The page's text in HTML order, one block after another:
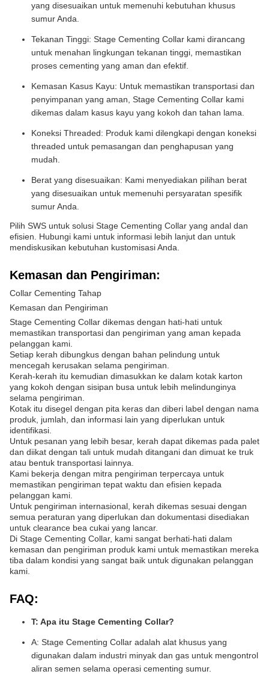
yang disesuaikan untuk memenuhi kebutuhan khusus
sumur Anda.
Tekanan Tinggi: Stage Cementing Collar kami dirancang
untuk menahan lingkungan tekanan tinggi, memastikan
proses cementing yang aman dan efektif.
Kemasan Kasus Kayu: Untuk memastikan transportasi dan
penyimpanan yang aman, Stage Cementing Collar kami
dikemas dalam kasus kayu yang kokoh dan tahan lama.
Koneksi Threaded: Produk kami dilengkapi dengan koneksi
threaded untuk pemasangan dan penghapusan yang
mudah.
Berat yang disesuaikan: Kami menyediakan pilihan berat
yang disesuaikan untuk memenuhi persyaratan spesifik
sumur Anda.
Pilih SWS untuk solusi Stage Cementing Collar yang andal dan
efisien. Hubungi kami untuk informasi lebih lanjut dan untuk
mendiskusikan kebutuhan kustomisasi Anda.
Kemasan dan Pengiriman:
Collar Cementing Tahap
Kemasan dan Pengiriman
Stage Cementing Collar dikemas dengan hati-hati untuk
memastikan transportasi dan pengiriman yang aman kepada
pelanggan kami.
Setiap kerah dibungkus dengan bahan pelindung untuk
mencegah kerusakan selama pengiriman.
Kerah-kerah itu kemudian dimasukkan ke dalam kotak karton
yang kokoh dengan sisipan busa untuk lebih melindunginya
selama pengiriman.
Kotak itu disegel dengan pita keras dan diberi label dengan nama
produk, jumlah, dan informasi lain yang diperlukan untuk
identifikasi.
Untuk pesanan yang lebih besar, kerah dapat dikemas pada palet
dan diikat dengan tali untuk mudah ditangani dan dimuat ke truk
atau bentuk transportasi lainnya.
Kami bekerja dengan mitra pengiriman terpercaya untuk
memastikan pengiriman tepat waktu dan efisien kepada
pelanggan kami.
Untuk pengiriman internasional, kerah dikemas sesuai dengan
semua peraturan yang diperlukan dan dokumentasi disediakan
untuk clearance bea cukai yang lancar.
Di Stage Cementing Collar, kami sangat berhati-hati dalam
kemasan dan pengiriman produk kami untuk memastikan mereka
tiba dalam kondisi yang sangat baik untuk digunakan pelanggan
kami.
FAQ:
T: Apa itu Stage Cementing Collar?
A: Stage Cementing Collar adalah alat khusus yang
digunakan dalam industri minyak dan gas untuk mengontrol
aliran semen selama operasi cementing sumur.